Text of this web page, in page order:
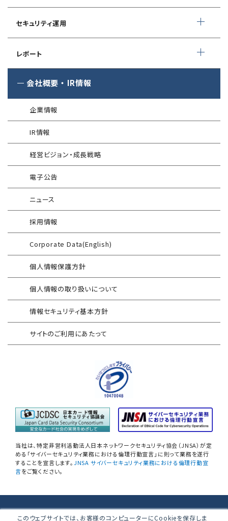
このウェブサイトでは、お客様のコンピューターにCookieを保存しま
CSIRT構築／運用支援
インシデント初動対応準備支援
Shift Left コンサルティング
プレリミナリーサーベイ
「サプライチェーン強化に向けたセキュリティ対策評価制度」
運用開始に備えた事前対策支援サービス
インシデント対応訓練
インシデント対応訓練シミュレーター
情報セキュリティリスクアセスメント
FISCガイドライン準拠対応支援サービス
地方公共団体向け 情報セキュリティ
セルフアセスメント
産業制御システム向けリスクアセスメント
EC加盟店様向け セキュリティ・チェックリスト
対応アセスメントサービス
自己問診型 個人情報に関わる
情報セキュリティアセスメント
情報セキュリティ
自己点検アンケートサービス
NIST SP800-171 サプライチェーン
情報セキュリティアセスメント
データベース設定評価
クラウドセキュリティ設定診断
アタックサーフェス調査
SQAT with Swift Delivery
緊急対応サービス
セキュリスト（SecuriST）
EC-Council
（セキュリティエンジニア養成講座）
セキュリティ運用
マネージドセキュリティサービス (MSS)
Managed Security Service for AWS
WAF運用
G-MDR
インターネット分離クラウド
SIEM運用／分析
Splunk自動遮断連携
エンドポイントセキュリティ EDR-MSS
Security-First Aidサービス
セキュアメール
AAMSマルウェア・プロテクト
セキュリティログ分析／活用支援
サイバープロテクション（CP）
レポート
SQAT セキュリティレポート
SQAT®情報セキュリティ瓦版
導入事例
技術情報／コラム
会社概要 ・ IR情報
企業情報
IR情報
経営ビジョン・成長戦略
電子公告
ニュース
採用情報
Corporate Data(English)
個人情報保護方針
個人情報の取り扱いについて
情報セキュリティ基本方針
サイトのご利用にあたって
当社は、特定非営利活動法人日本ネットワークセキュリティ協会（JNSA）が定
める「サイバーセキュリティ業務における倫理行動宣言」に則って業務を遂行
することを宣言します。JNSA サイバーセキュリティ業務における倫理行動宣
言をご覧ください。
株式会社ブロードバンドセキュリティ